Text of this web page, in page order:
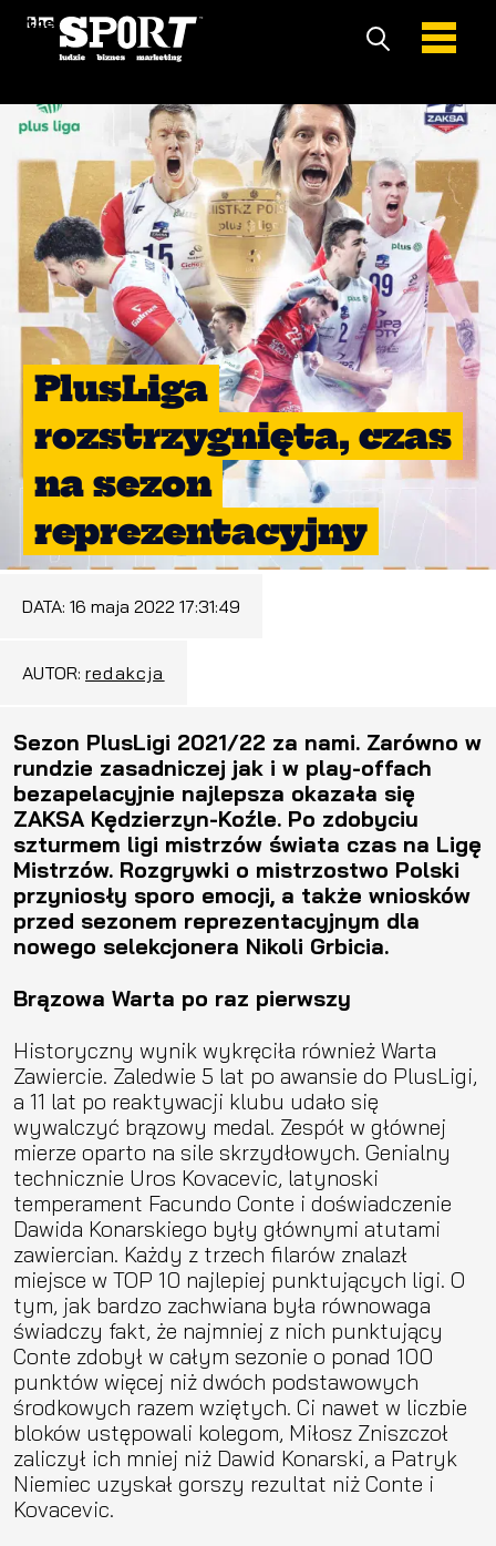
PlusLiga
rozstrzygnięta, czas
na sezon
reprezentacyjny
DATA: 16 maja 2022 17:31:49
AUTOR: redakcja
Sezon PlusLigi 2021/22 za nami. Zarówno w
rundzie zasadniczej jak i w play-offach
bezapelacyjnie najlepsza okazała się
ZAKSA Kędzierzyn-Koźle. Po zdobyciu
szturmem ligi mistrzów świata czas na Ligę
Mistrzów. Rozgrywki o mistrzostwo Polski
przyniosły sporo emocji, a także wniosków
przed sezonem reprezentacyjnym dla
nowego selekcjonera Nikoli Grbicia.
Brązowa Warta po raz pierwszy
Historyczny wynik wykręciła również Warta
Zawiercie. Zaledwie 5 lat po awansie do PlusLigi,
a 11 lat po reaktywacji klubu udało się
wywalczyć brązowy medal. Zespół w głównej
mierze oparto na sile skrzydłowych. Genialny
technicznie Uros Kovacevic, latynoski
temperament Facundo Conte i doświadczenie
Dawida Konarskiego były głównymi atutami
zawiercian. Każdy z trzech filarów znalazł
miejsce w TOP 10 najlepiej punktujących ligi. O
tym, jak bardzo zachwiana była równowaga
świadczy fakt, że najmniej z nich punktujący
Conte zdobył w całym sezonie o ponad 100
punktów więcej niż dwóch podstawowych
środkowych razem wziętych. Ci nawet w liczbie
bloków ustępowali kolegom, Miłosz Zniszczoł
zaliczył ich mniej niż Dawid Konarski, a Patryk
Niemiec uzyskał gorszy rezultat niż Conte i
Kovacevic.